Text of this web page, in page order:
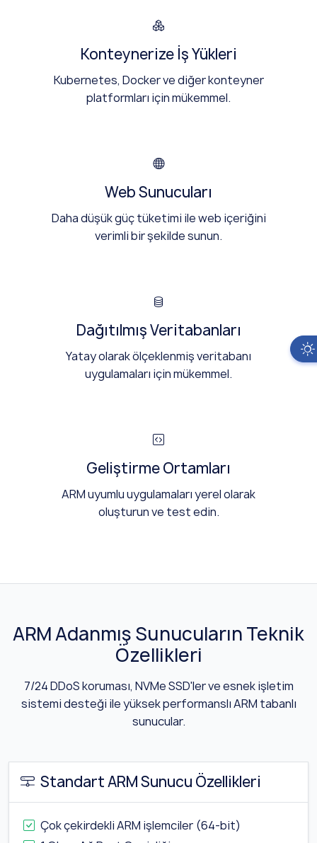
Konteynerize İş Yükleri
Kubernetes, Docker ve diğer konteyner
platformları için mükemmel.
Web Sunucuları
Daha düşük güç tüketimi ile web içeriğini
verimli bir şekilde sunun.
Dağıtılmış Veritabanları
Yatay olarak ölçeklenmiş veritabanı
uygulamaları için mükemmel.
Geliştirme Ortamları
ARM uyumlu uygulamaları yerel olarak
oluşturun ve test edin.
ARM Adanmış Sunucuların Teknik
Özellikleri
7/24 DDoS koruması, NVMe SSD'ler ve esnek işletim
sistemi desteği ile yüksek performanslı ARM tabanlı
sunucular.
Standart ARM Sunucu Özellikleri
Çok çekirdekli ARM işlemciler (64-bit)